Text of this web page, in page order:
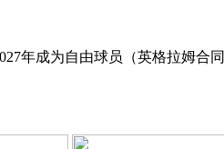
年成为自由球员（英格拉姆